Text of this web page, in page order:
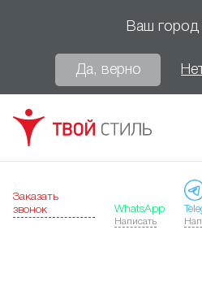
Ваш город
Да, верно
Заказать
звонок
WhatsApp
Написать